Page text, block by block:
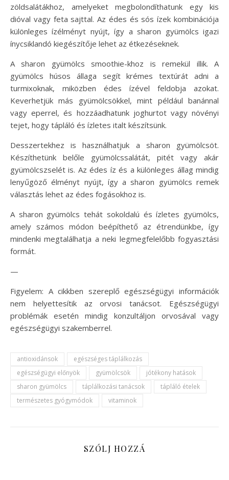
zöldsalátákhoz, amelyeket megbolondíthatunk egy kis
dióval vagy feta sajttal. Az édes és sós ízek kombinációja
különleges ízélményt nyújt, így a sharon gyümölcs igazi
ínycsiklandó kiegészítője lehet az étkezéseknek.
A sharon gyümölcs smoothie-khoz is remekül illik. A
gyümölcs húsos állaga segít krémes textúrát adni a
turmixoknak, miközben édes ízével feldobja azokat.
Keverhetjük más gyümölcsökkel, mint például banánnal
vagy eperrel, és hozzáadhatunk joghurtot vagy növényi
tejet, hogy tápláló és ízletes italt készítsünk.
Desszertekhez is használhatjuk a sharon gyümölcsöt.
Készíthetünk belőle gyümölcssalátát, pitét vagy akár
gyümölcszselét is. Az édes íz és a különleges állag mindig
lenyűgöző élményt nyújt, így a sharon gyümölcs remek
választás lehet az édes fogásokhoz is.
A sharon gyümölcs tehát sokoldalú és ízletes gyümölcs,
amely számos módon beépíthető az étrendünkbe, így
mindenki megtalálhatja a neki legmegfelelőbb fogyasztási
formát.
—
Figyelem: A cikkben szereplő egészségügyi információk
nem helyettesítik az orvosi tanácsot. Egészségügyi
problémák esetén mindig konzultáljon orvosával vagy
egészségügyi szakemberrel.
antioxidánsok
egészséges táplálkozás
egészségügyi előnyök
gyümölcsök
jótékony hatások
sharon gyümölcs
táplálkozási tanácsok
tápláló ételek
természetes gyógymódok
vitaminok
SZÓLJ HOZZÁ